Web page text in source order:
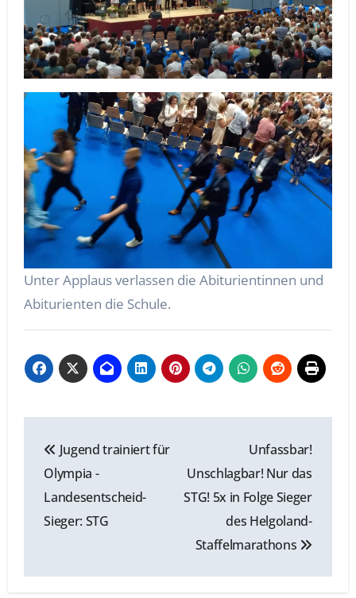
Unter Applaus verlassen die Abiturientinnen und
Abiturienten die Schule.
Jugend trainiert für
Olympia -
Landesentscheid-
Sieger: STG
Unfassbar!
Unschlagbar! Nur das
STG! 5x in Folge Sieger
des Helgoland-
Staffelmarathons